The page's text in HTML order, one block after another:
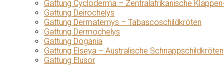
Gattung Cycloderma – Zentralafrikanische
Gattung Deirochelys
Gattung Dermatemys – Tabascoschildkröten
Gattung Dermochelys
Gattung Dogania
Gattung Elseya – Australische Schnappschildkröten
Gattung Elusor